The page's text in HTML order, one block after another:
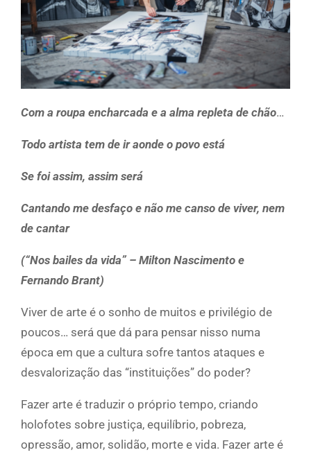
Com a roupa encharcada e a alma repleta de chão…
Todo artista tem de ir aonde o povo está
Se foi assim, assim será
Cantando me desfaço e não me canso de viver, nem
de cantar
(“Nos bailes da vida” – Milton Nascimento e
Fernando Brant)
Viver de arte é o sonho de muitos e privilégio de
poucos… será que dá para pensar nisso numa
época em que a cultura sofre tantos ataques e
desvalorização das “instituições” do poder?
Fazer arte é traduzir o próprio tempo, criando
holofotes sobre justiça, equilíbrio, pobreza,
opressão, amor, solidão, morte e vida. Fazer arte é